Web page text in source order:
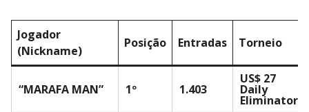
Jogador
(Nickname)
Posição Entradas Torneio
“MARAFA MAN” 1º 1.403
US$ 27
Daily
Eliminator